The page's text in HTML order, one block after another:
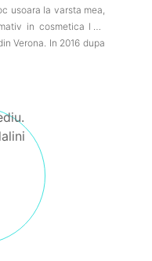
usoara la varsta mea,
in cosmetica la "
Verona. In 2016 dupa
si asumata.
aduce frumusetea in
misiune era de
chemari, vise,
pasii spre o alta
Spiritualitatea. Aici am
parti din mine si aici
am schimbat